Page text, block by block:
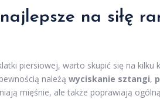
na siłę
piersiowej, warto skupić się na
należą wyciskanie sztangi,
mięśnie, ale także poprawiają